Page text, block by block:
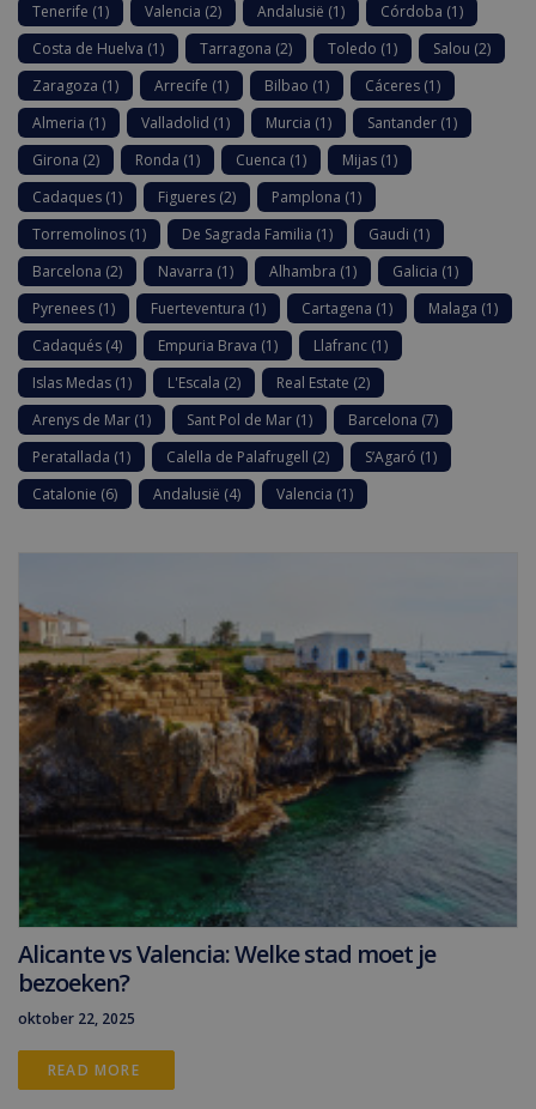
Tenerife (1) Valencia (2) Andalusië (1) Córdoba (1)
Costa de Huelva (1) Tarragona (2) Toledo (1) Salou (2)
Zaragoza (1) Arrecife (1) Bilbao (1) Cáceres (1)
Almeria (1) Valladolid (1) Murcia (1) Santander (1)
Girona (2) Ronda (1) Cuenca (1) Mijas (1)
Cadaques (1) Figueres (2) Pamplona (1)
Torremolinos (1) De Sagrada Familia (1) Gaudi (1)
Barcelona (2) Navarra (1) Alhambra (1) Galicia (1)
Pyrenees (1) Fuerteventura (1) Cartagena (1) Malaga (1)
Cadaqués (4) Empuria Brava (1) Llafranc (1)
Islas Medas (1) L'Escala (2) Real Estate (2)
Arenys de Mar (1) Sant Pol de Mar (1) Barcelona (7)
Peratallada (1) Calella de Palafrugell (2) S’Agaró (1)
Catalonie (6) Andalusië (4) Valencia (1)
Alicante vs Valencia: Welke stad moet je
bezoeken?
oktober 22, 2025
READ MORE